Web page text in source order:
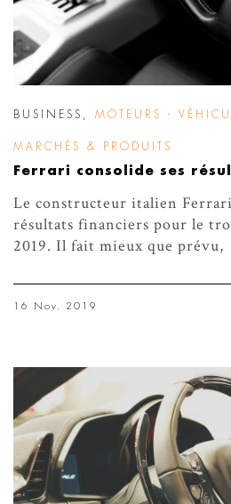
BUSINESS MOTEURS -
MARCHÉS & PRODUITS
Ferrari consolide ses
Le constructeur italien
résultats financiers pour le
2019. Il fait mieux que prévu,
16 Nov. 2019